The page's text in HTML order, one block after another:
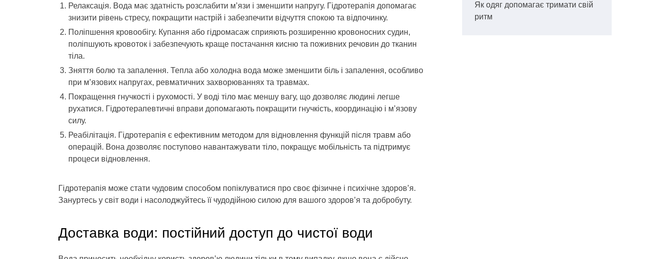
Релаксація. Вода має здатність розслабити м’язи і зменшити напругу. Гідротерапія допомагає
знизити рівень стресу, покращити настрій і забезпечити відчуття спокою та відпочинку.
Поліпшення кровообігу. Купання або гідромасаж сприяють розширенню кровоносних судин,
поліпшують кровоток і забезпечують краще постачання кисню та поживних речовин до тканин
тіла.
Зняття болю та запалення. Тепла або холодна вода може зменшити біль і запалення, особливо
при м’язових напругах, ревматичних захворюваннях та травмах.
Покращення гнучкості і рухомості. У воді тіло має меншу вагу, що дозволяє людині легше
рухатися. Гідротерапевтичні вправи допомагають покращити гнучкість, координацію і м’язову
силу.
Реабілітація. Гідротерапія є ефективним методом для відновлення функцій після травм або
операцій. Вона дозволяє поступово навантажувати тіло, покращує мобільність та підтримує
процеси відновлення.
Гідротерапія може стати чудовим способом попіклуватися про своє фізичне і психічне здоров’я.
Зануртесь у світ води і насолоджуйтесь її чудодійною силою для вашого здоров’я та добробуту.
Доставка води: постійний доступ до чистої води
Як одяг допомагає тримати свій
ритм